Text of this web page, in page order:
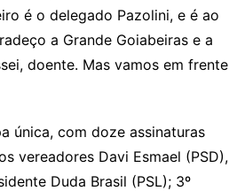
é o delegado Pazolini, e é ao
a Grande Goiabeiras e a
doente. Mas vamos em frente
única, com doze assinaturas
vereadores Davi Esmael (PSD),
Duda Brasil (PSL); 3º